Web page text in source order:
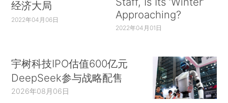
经济大局
2022年04月06日
Approaching?
2022年04月01日
宇树科技IPO估值600亿元
DeepSeek参与战略配售
2026年08月06日